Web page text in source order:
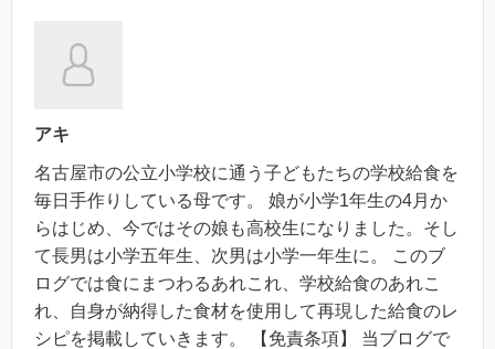
アキ
名古屋市の公立小学校に通う子どもたちの学校給食を
毎日手作りしている母です。 娘が小学1年生の4月か
らはじめ、今ではその娘も高校生になりました。そし
て長男は小学五年生、次男は小学一年生に。 このブ
ログでは食にまつわるあれこれ、学校給食のあれこ
れ、自身が納得した食材を使用して再現した給食のレ
シピを掲載していきます。 【免責条項】 当ブログで